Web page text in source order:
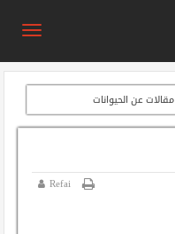
مقالات عن الحيوانات
Refai